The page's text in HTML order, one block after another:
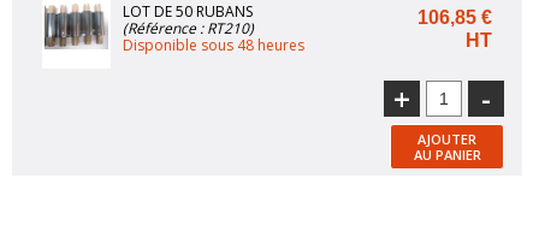
LOT DE 50 RUBANS
(Référence : RT210)
Disponible sous 48 heures
106,85 €
HT
+ -
AJOUTER
AU PANIER